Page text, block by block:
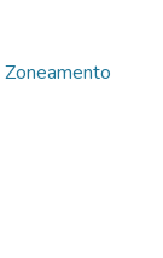
Zoneamento